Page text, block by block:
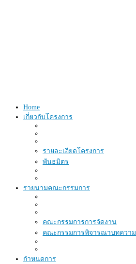
Home
เกี่ยวกับโครงการ
รายละเอียดโครงการ
พันธมิตร
รายนามคณะกรรมการ
คณะกรรมการการจัดงาน
คณะกรรมการพิจารณาบทความ
กำหนดการ